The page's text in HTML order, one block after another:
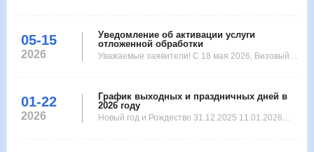
Республики без оформления визы могут
осуществлять
05-15
2026
Уведомление об активации услуги
отложенной обработки
Уважаемые заявители! С 18 мая 2026, Визовый
позволяет Вам подать заявление на визу
01-22
2026
График выходных и праздничных дней в
2026 году
Новый год и Рождество 31.12.2025 11.01.2026